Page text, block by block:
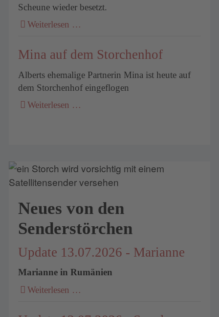
Scheune wieder besetzt.
Weiterlesen …
Mina auf dem Storchenhof
Alberts ehemalige Partnerin Mina ist heute auf
dem Storchenhof eingeflogen
Weiterlesen …
Neues von den
Senderstörchen
Update 13.07.2026 - Marianne
Marianne in Rumänien
Weiterlesen …